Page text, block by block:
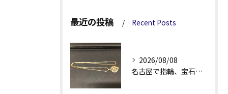
最近の投稿 Recent Posts
2026/08/08
名古屋で指輪、宝石買取なら当店で！！。